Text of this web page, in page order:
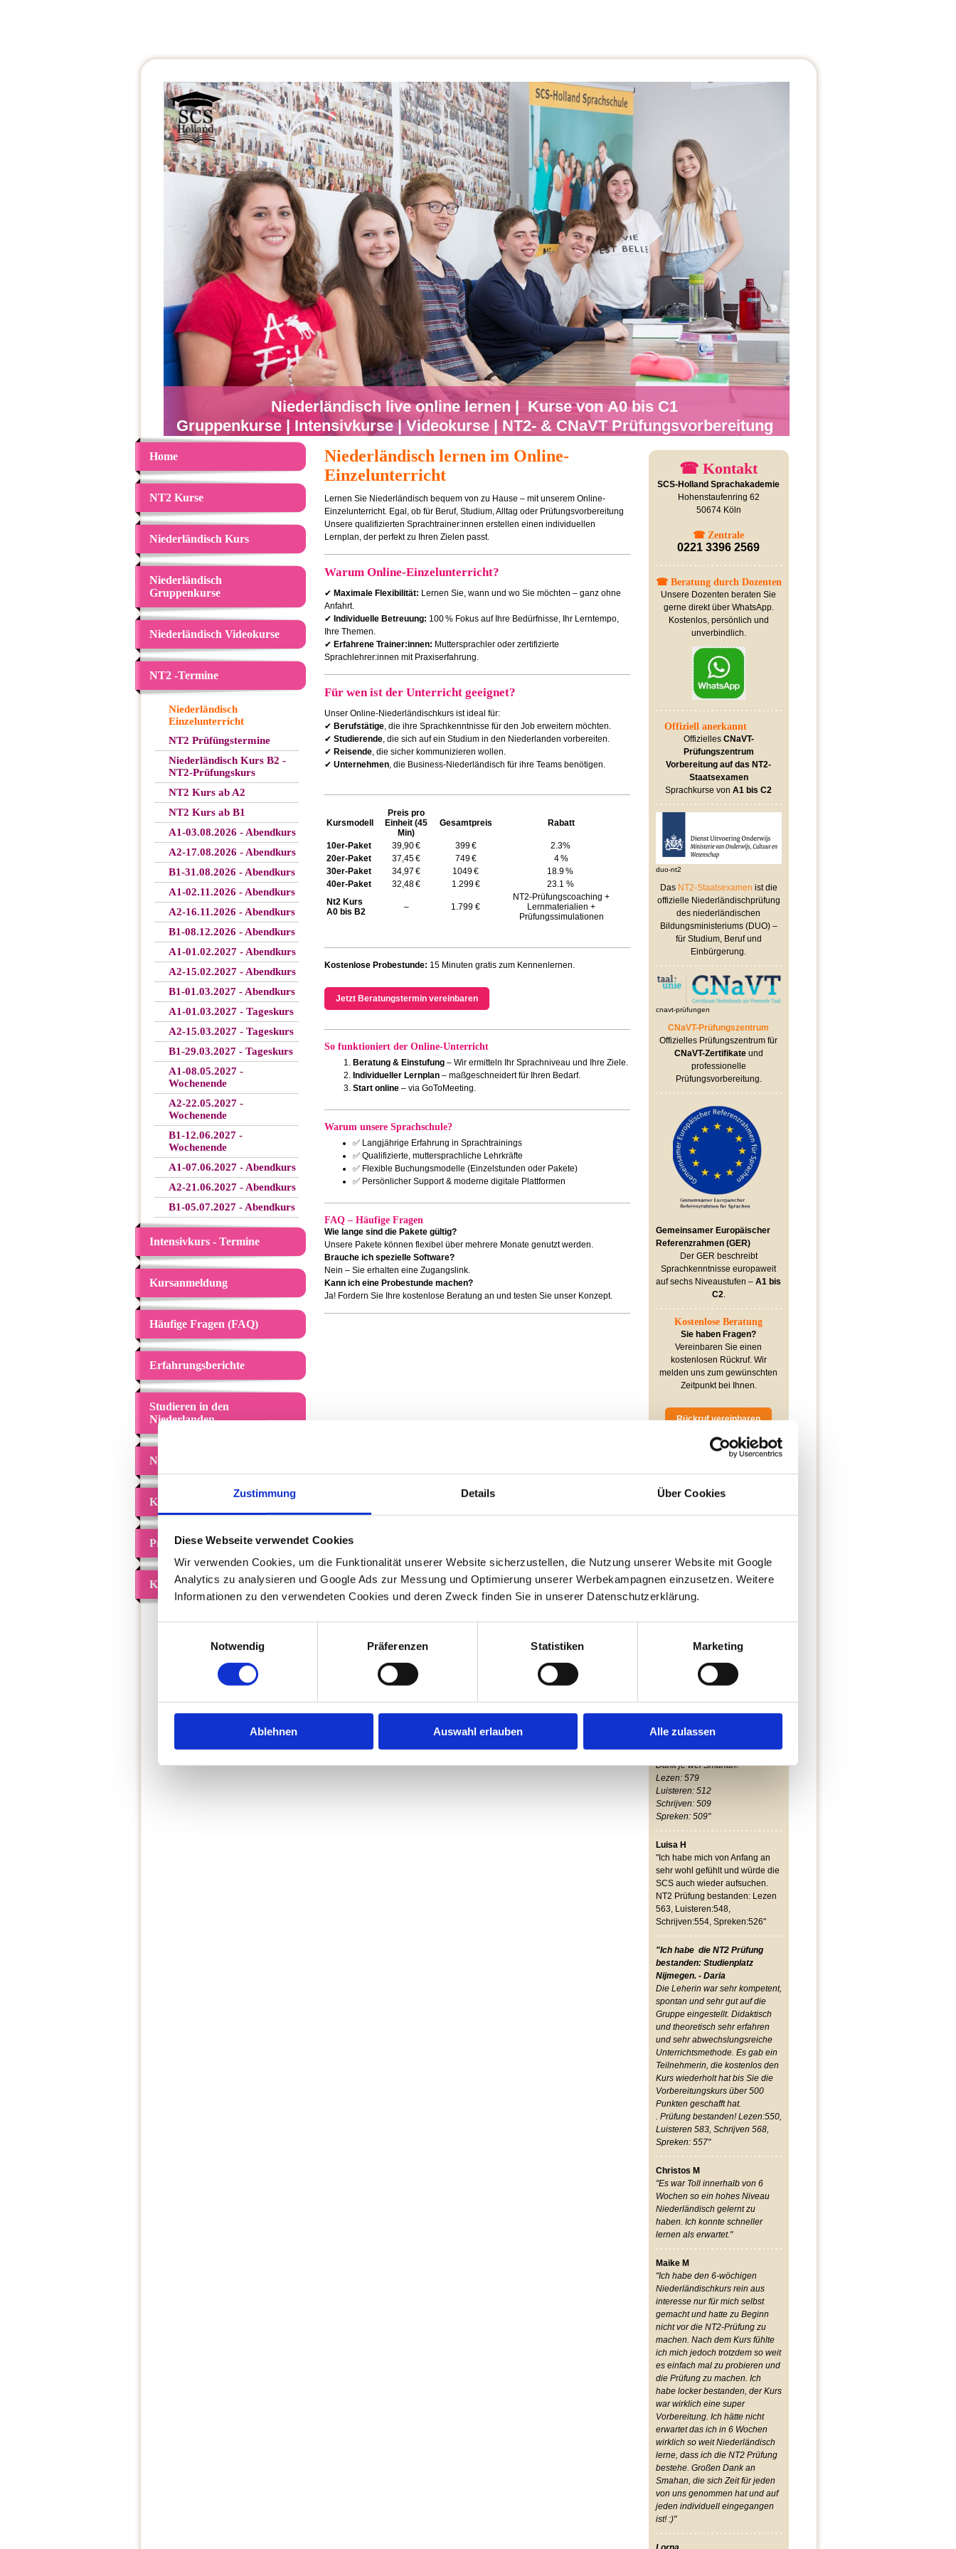
Zustimmung Details Über Cookies
Diese Webseite verwendet Cookies
Wir verwenden Cookies, um die Funktionalität unserer Website sicherzustellen, die Nutzung unserer Website mit Google
Analytics zu analysieren und Google Ads zur Messung und Optimierung unserer Werbekampagnen einzusetzen. Weitere
Informationen zu den verwendeten Cookies und deren Zweck finden Sie in unserer Datenschutzerklärung.
Notwendig
Präferenzen Statistiken Marketing
Ablehnen Auswahl erlauben Alle zulassen
Niederländisch live online lernen | Kurse von A0 bis C1
Gruppenkurse | Intensivkurse | Videokurse | NT2- & CNaVT Prüfungsvorbereitung
Home
NT2 Kurse
Niederländisch Kurs
Niederländisch
Gruppenkurse
Niederländisch Videokurse
NT2 -Termine
Niederländisch
Einzelunterricht
NT2 Prüfüngstermine
Niederländisch Kurs B2 -
NT2-Prüfungskurs
NT2 Kurs ab A2
NT2 Kurs ab B1
A1-03.08.2026 - Abendkurs
A2-17.08.2026 - Abendkurs
B1-31.08.2026 - Abendkurs
A1-02.11.2026 - Abendkurs
A2-16.11.2026 - Abendkurs
B1-08.12.2026 - Abendkurs
A1-01.02.2027 - Abendkurs
A2-15.02.2027 - Abendkurs
B1-01.03.2027 - Abendkurs
A1-01.03.2027 - Tageskurs
A2-15.03.2027 - Tageskurs
B1-29.03.2027 - Tageskurs
A1-08.05.2027 -
Wochenende
A2-22.05.2027 -
Wochenende
B1-12.06.2027 -
Wochenende
A1-07.06.2027 - Abendkurs
A2-21.06.2027 - Abendkurs
B1-05.07.2027 - Abendkurs
Intensivkurs - Termine
Kursanmeldung
Häufige Fragen (FAQ)
Erfahrungsberichte
Studieren in den
Niederlanden
Nt2 Online Kurs
Kursinhalt
Preise
Kontakt
Niederländisch lernen im Online-
Einzelunterricht
Lernen Sie Niederländisch bequem von zu Hause – mit unserem Online-
Einzelunterricht. Egal, ob für Beruf, Studium, Alltag oder Prüfungsvorbereitung
Unsere qualifizierten Sprachtrainer:innen erstellen einen individuellen
Lernplan, der perfekt zu Ihren Zielen passt.
Warum Online-Einzelunterricht?
✔ Maximale Flexibilität: Lernen Sie, wann und wo Sie möchten – ganz ohne
Anfahrt.
✔ Individuelle Betreuung: 100 % Fokus auf Ihre Bedürfnisse, Ihr Lerntempo,
Ihre Themen.
✔ Erfahrene Trainer:innen: Muttersprachler oder zertifizierte
Sprachlehrer:innen mit Praxiserfahrung.
Für wen ist der Unterricht geeignet?
Unser Online-Niederländischkurs ist ideal für:
✔ Berufstätige, die ihre Sprachkenntnisse für den Job erweitern möchten.
✔ Studierende, die sich auf ein Studium in den Niederlanden vorbereiten.
✔ Reisende, die sicher kommunizieren wollen.
✔ Unternehmen, die Business-Niederländisch für ihre Teams benötigen.
Kursmodell
Preis pro
Einheit (45
Min)
Gesamtpreis Rabatt
10er-Paket 39,90 € 399 €
2.3%
20er-Paket
37,45 € 749 €
4 %
30er-Paket
34,97 € 1049 €
18.9 %
40er-Paket
32,48 € 1.299 €
23.1 %
Nt2 Kurs
A0 bis B2
– 1.799 €
NT2-Prüfungscoaching +
Lernmaterialien +
Prüfungssimulationen
Kostenlose Probestunde: 15 Minuten gratis zum Kennenlernen.
Jetzt Beratungstermin vereinbaren
So funktioniert der Online-Unterricht
Beratung & Einstufung– Wir ermitteln Ihr Sprachniveau und Ihre Ziele.
Individueller Lernplan– maßgeschneidert für Ihren Bedarf.
Start online– via GoToMeeting.
Warum unsere Sprachschule?
✅ Langjährige Erfahrung in Sprachtrainings
✅ Qualifizierte, muttersprachliche Lehrkräfte
✅ Flexible Buchungsmodelle (Einzelstunden oder Pakete)
✅ Persönlicher Support & moderne digitale Plattformen
FAQ – Häufige Fragen
Wie lange sind die Pakete gültig?
Unsere Pakete können flexibel über mehrere Monate genutzt werden.
Brauche ich spezielle Software?
Nein – Sie erhalten eine Zugangslink.
Kann ich eine Probestunde machen?
Ja! Fordern Sie Ihre kostenlose Beratung an und testen Sie unser Konzept.
☎ Kontakt
SCS-Holland Sprachakademie
Hohenstaufenring 62
50674 Köln
☎ Zentrale
0221 3396 2569
☎ Beratung durch Dozenten
Unsere Dozenten beraten Sie
gerne direkt über WhatsApp.
Kostenlos, persönlich und
unverbindlich.
Offiziell anerkannt
Offizielles CNaVT-
Prüfungszentrum
Vorbereitung auf das NT2-
Staatsexamen
Sprachkurse von A1 bis C2
duo-nt2
Das NT2-Staatsexamen ist die
offizielle Niederländischprüfung
des niederländischen
Bildungsministeriums (DUO) –
für Studium, Beruf und
Einbürgerung.
cnavt-prüfungen
CNaVT-Prüfungszentrum
Offizielles Prüfungszentrum für
CNaVT-Zertifikateund
professionelle
Prüfungsvorbereitung.
Gemeinsamer Europäischer
Referenzrahmen (GER)
Der GER beschreibt
Sprachkenntnisse europaweit
auf sechs Niveaustufen – A1 bis
C2.
Kostenlose Beratung
Sie haben Fragen?
Vereinbaren Sie einen
kostenlosen Rückruf. Wir
melden uns zum gewünschten
Zeitpunkt bei Ihnen.
Rückruf vereinbaren
finden Sie hier
⭐Teilnehmerbewertungen
Jasmin
"Der Kurs ist wirklich nur zu
empfehlen! Auch der Abendkurs
neben einem Vollzeitjob ist
beschrieben - viel außerhalb
dann ist es wirlich in der kurzen
Zeit machbar!
Speziell die Prüfungs-
vorbereitung ist einfach super,
da man so genau auf die
Situationen eingestellt ist.
Super Atmosphäre im Kurs,
Lehrerin :)
Dank je wel Smahan!
Lezen: 579
Luisteren: 512
Schrijven: 509
Spreken: 509"
Luisa H
"Ich habe mich von Anfang an
sehr wohl gefühlt und würde die
SCS auch wieder aufsuchen.
NT2 Prüfung bestanden: Lezen
563, Luisteren:548,
Schrijven:554, Spreken:526"
"Ich habe die NT2 Prüfung
bestanden: Studienplatz
Nijmegen. - Daria
Die Leherin war sehr kompetent,
spontan und sehr gut auf die
Gruppe eingestellt. Didaktisch
und theoretisch sehr erfahren
und sehr abwechslungsreiche
Unterrichtsmethode. Es gab ein
Teilnehmerin, die kostenlos den
Kurs wiederholt hat bis Sie die
Vorbereitungskurs über 500
Punkten geschafft hat.
. Prüfung bestanden! Lezen:550,
Luisteren 583, Schrijven 568,
Spreken: 557"
Christos M
"Es war Toll innerhalb von 6
Wochen so ein hohes Niveau
Niederländisch gelernt zu
haben. Ich konnte schneller
lernen als erwartet."
Maike M
"Ich habe den 6-wöchigen
Niederländischkurs rein aus
interesse nur für mich selbst
gemacht und hatte zu Beginn
nicht vor die NT2-Prüfung zu
machen. Nach dem Kurs fühlte
ich mich jedoch trotzdem so weit
es einfach mal zu probieren und
die Prüfung zu machen. Ich
habe locker bestanden, der Kurs
war wirklich eine super
Vorbereitung. Ich hätte nicht
erwartet das ich in 6 Wochen
wirklich so weit Niederländisch
lerne, dass ich die NT2 Prüfung
bestehe. Großen Dank an
Smahan, die sich Zeit für jeden
von uns genommen hat und auf
jeden individuell eingegangen
ist! :)"